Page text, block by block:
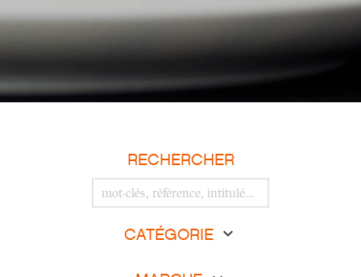
RECHERCHER
CATÉGORIE